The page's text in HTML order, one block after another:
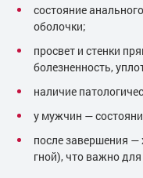
состояние
оболочки;
просвет и стенки
болезненность,
наличие
у мужчин —
после завершения —
гной), что важно